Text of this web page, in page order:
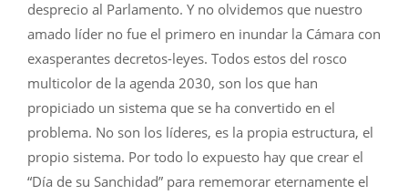
desprecio al Parlamento. Y no olvidemos que nuestro
amado líder no fue el primero en inundar la Cámara con
exasperantes decretos-leyes. Todos estos del rosco
multicolor de la agenda 2030, son los que han
propiciado un sistema que se ha convertido en el
problema. No son los líderes, es la propia estructura, el
propio sistema. Por todo lo expuesto hay que crear el
“Día de su Sanchidad” para rememorar eternamente el